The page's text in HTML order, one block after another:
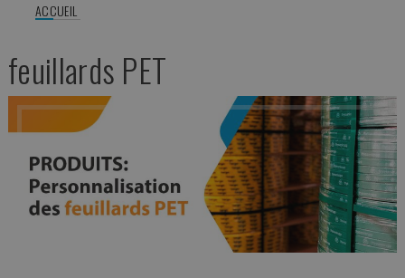
ACCUEIL
feuillards PET